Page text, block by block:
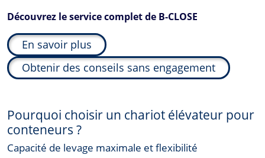
Découvrez le service complet de B-CLOSE
En savoir plus
Obtenir des conseils sans engagement
Pourquoi choisir un chariot élévateur pour
conteneurs ?
Capacité de levage maximale et flexibilité